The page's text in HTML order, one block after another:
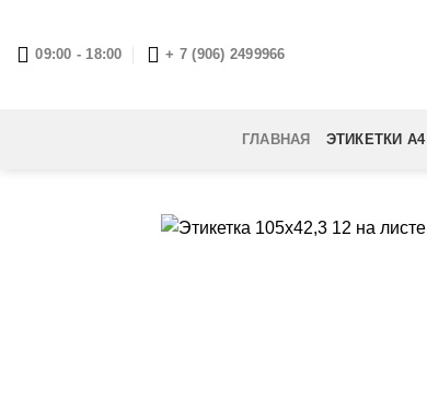
content
09:00 - 18:00 + 7 (906) 2499966
ГЛАВНАЯ ЭТИКЕТКИ А4